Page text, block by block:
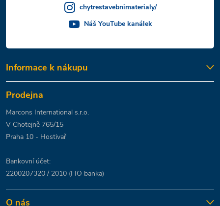
chytrestavebnimaterialy/
Náš YouTube kanálek
Informace k nákupu
Prodejna
Marcons International s.r.o.
V Chotejně 765/15
Praha 10 - Hostivař
Bankovní účet:
2200207320 / 2010 (FIO banka)
O nás